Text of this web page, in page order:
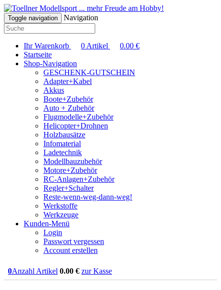
... mehr Freude am Hobby!
Toggle navigation Navigation
Ihr Warenkorb 0 Artikel 0.00 €
Startseite
Shop-Navigation
GESCHENK-GUTSCHEIN
Adapter+Kabel
Akkus
Boote+Zubehör
Auto + Zubehör
Flugmodelle+Zubehör
Helicopter+Drohnen
Holzbausätze
Infomaterial
Ladetechnik
Modellbauzubehör
Motore+Zubehör
RC-Anlagen+Zubehör
Regler+Schalter
Reste-wenn-weg-dann-weg!
Werkstoffe
Werkzeuge
Kunden-Menü
Login
Passwort vergessen
Account erstellen
0Anzahl Artikel 0.00 € zur Kasse